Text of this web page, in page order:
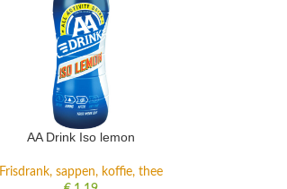
AA Drink Iso lemon
Frisdrank, sappen, koffie, thee